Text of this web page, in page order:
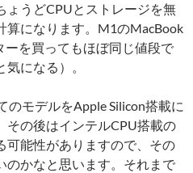
ょうどCPUとストレージを無
算になります。M1のMacBook
ーを買ってもほぼ同じ値段で
になる）。
のモデルをApple Silicon搭載に
その後はインテルCPU搭載の
可能性がありますので、その
のかなと思います。それまで